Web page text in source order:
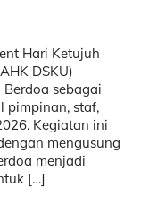
Hari Ketujuh
DSKU)
sebagai
pimpinan, staf,
Kegiatan ini
mengusung
menjadi
[…]